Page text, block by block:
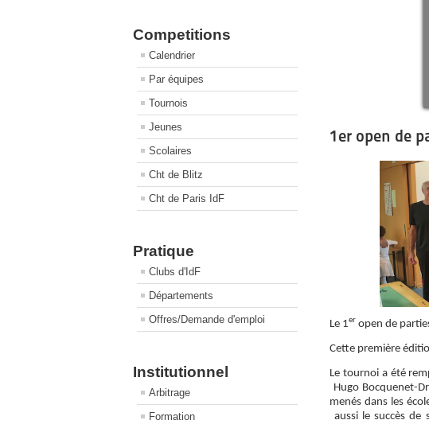
Competitions
Calendrier
Par équipes
Tournois
Jeunes
Scolaires
Cht de Blitz
Cht de Paris IdF
Pratique
Clubs d'IdF
Départements
Offres/Demande d'emploi
Institutionnel
Arbitrage
Formation
1er open de
Le 1er open de
Cette première
Le tournoi a été
Hugo Bocquenet-
menés dans les
aussi le succès de